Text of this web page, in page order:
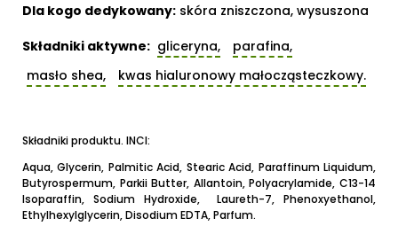
Dla kogo dedykowany: skóra zniszczona, wysuszona
Składniki aktywne: gliceryna,
parafina,
masło shea,
kwas hialuronowy małocząsteczkowy.
Składniki produktu. INCI:
Aqua, Glycerin, Palmitic Acid, Stearic Acid, Paraffinum Liquidum,
Butyrospermum, Parkii Butter, Allantoin, Polyacrylamide, C13-14
Isoparaffin, Sodium Hydroxide, Laureth-7, Phenoxyethanol,
Ethylhexylglycerin, Disodium EDTA, Parfum.